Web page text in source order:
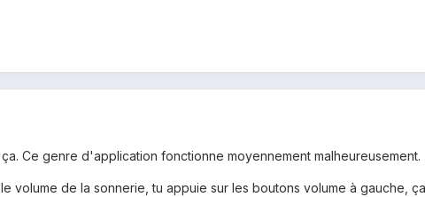
Ce genre d'application fonctionne moyennement malheureusement.
volume de la sonnerie, tu appuie sur les boutons volume à gauche,